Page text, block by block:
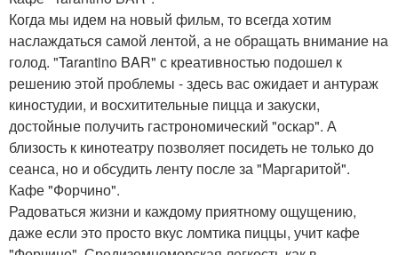
Когда мы идем на новый фильм, то всегда хотим
наслаждаться самой лентой, а не обращать внимание на
голод. "Tarantino BAR" с креативностью подошел к
решению этой проблемы - здесь вас ожидает и антураж
киностудии, и восхитительные пицца и закуски,
достойные получить гастрономический "оскар". А
близость к кинотеатру позволяет посидеть не только до
сеанса, но и обсудить ленту после за "Маргаритой".
Кафе "Форчино".
Радоваться жизни и каждому приятному ощущению,
даже если это просто вкус ломтика пиццы, учит кафе